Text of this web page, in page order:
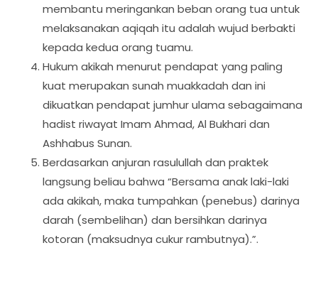
membantu meringankan beban orang tua untuk
melaksanakan aqiqah itu adalah wujud berbakti
kepada kedua orang tuamu.
Hukum akikah menurut pendapat yang paling
kuat merupakan sunah muakkadah dan ini
dikuatkan pendapat jumhur ulama sebagaimana
hadist riwayat Imam Ahmad, Al Bukhari dan
Ashhabus Sunan.
Berdasarkan anjuran rasulullah dan praktek
langsung beliau bahwa “Bersama anak laki-laki
ada akikah, maka tumpahkan (penebus) darinya
darah (sembelihan) dan bersihkan darinya
kotoran (maksudnya cukur rambutnya).”.